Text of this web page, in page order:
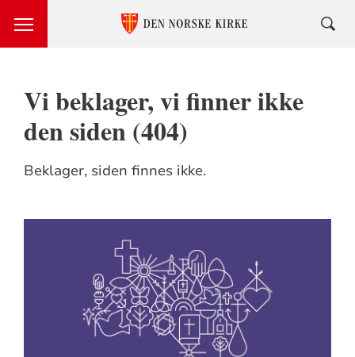
Vi beklager, vi finner ikke
den siden (404)
Beklager, siden finnes ikke.